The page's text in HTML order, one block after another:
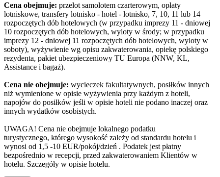
Cena obejmuje: przelot samolotem czarterowym, opłaty
lotniskowe, transfery lotnisko - hotel - lotnisko, 7, 10, 11 lub 14
rozpoczętych dób hotelowych (w przypadku imprezy 11 - dniowej
10 rozpoczętych dób hotelowych, wyloty w środy; w przypadku
imprezy 12 - dniowej 11 rozpoczętych dób hotelowych, wyloty w
soboty), wyżywienie wg opisu zakwaterowania, opiekę polskiego
rezydenta, pakiet ubezpieczeniowy TU Europa (NNW, KL,
Assistance i bagaż).
Cena nie obejmuje: wycieczek fakultatywnych, posiłków innych
niż wymienione w opisie wyżywienia przy każdym z hoteli,
napojów do posiłków jeśli w opisie hoteli nie podano inaczej oraz
innych wydatków osobistych.
UWAGA! Cena nie obejmuje lokalnego podatku
turystycznego, którego wysokość zależy od standardu hotelu i
wynosi od 1,5 -10 EUR/pokój/dzień . Podatek jest płatny
bezpośrednio w recepcji, przed zakwaterowaniem Klientów w
hotelu. Szczegóły w opisie hotelu.